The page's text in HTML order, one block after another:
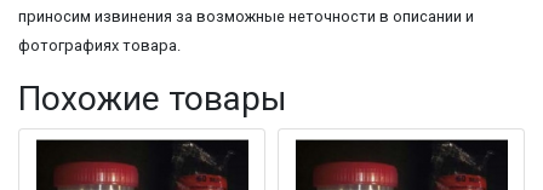
приносим извинения за возможные неточности в описании и
фотографиях товара.
Похожие товары